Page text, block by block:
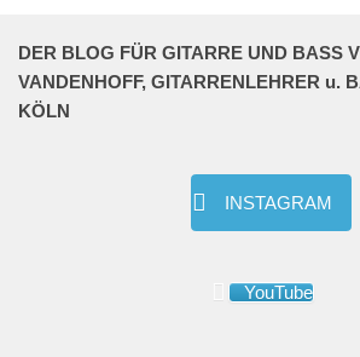
DER BLOG FÜR GITARRE UND BASS
VANDENHOFF, GITARRENLEHRER u.
KÖLN
INSTAGRAM
YouTube